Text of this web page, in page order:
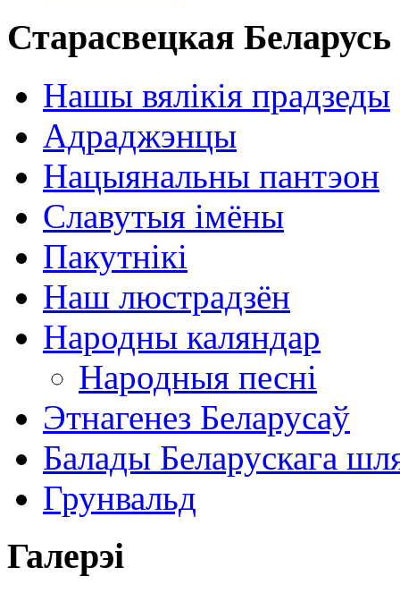
Старасвецкая Беларусь
Нашы вялікія прадзеды
Адраджэнцы
Нацыянальны пантэон
Славутыя імёны
Пакутнікі
Наш люстрадзён
Народны каляндар
Народныя песні
Этнагенез Беларусаў
Балады Беларускага
Грунвальд
Галерэі